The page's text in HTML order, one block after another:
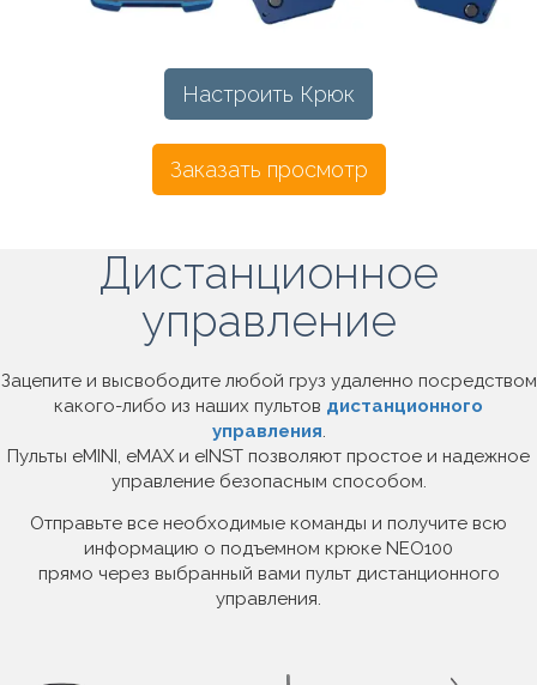
Настроить Крюк
Заказать просмотр
Дистанционное
управление
Зацепите и высвободите любой груз удаленно посредством
какого-либо из наших пультов дистанционного
управления.
Пульты eMINI, eMAX и eINST позволяют простое и надежное
управление безопасным способом.
Отправьте все необходимые команды и получите всю
информацию о подъемном крюке NEO100
прямо через выбранный вами пульт дистанционного
управления.